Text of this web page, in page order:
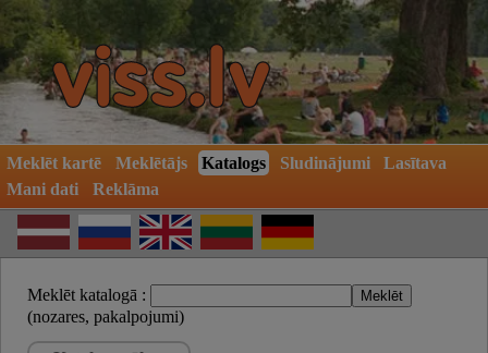
Meklēt kartē Meklētājs Katalogs Sludinājumi
Lasītava
Mani dati
Reklāma
Meklēt katalogā :
(nozares, pakalpojumi)